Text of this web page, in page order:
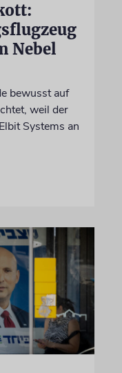
Nebel
bewusst auf
weil der
Systems an